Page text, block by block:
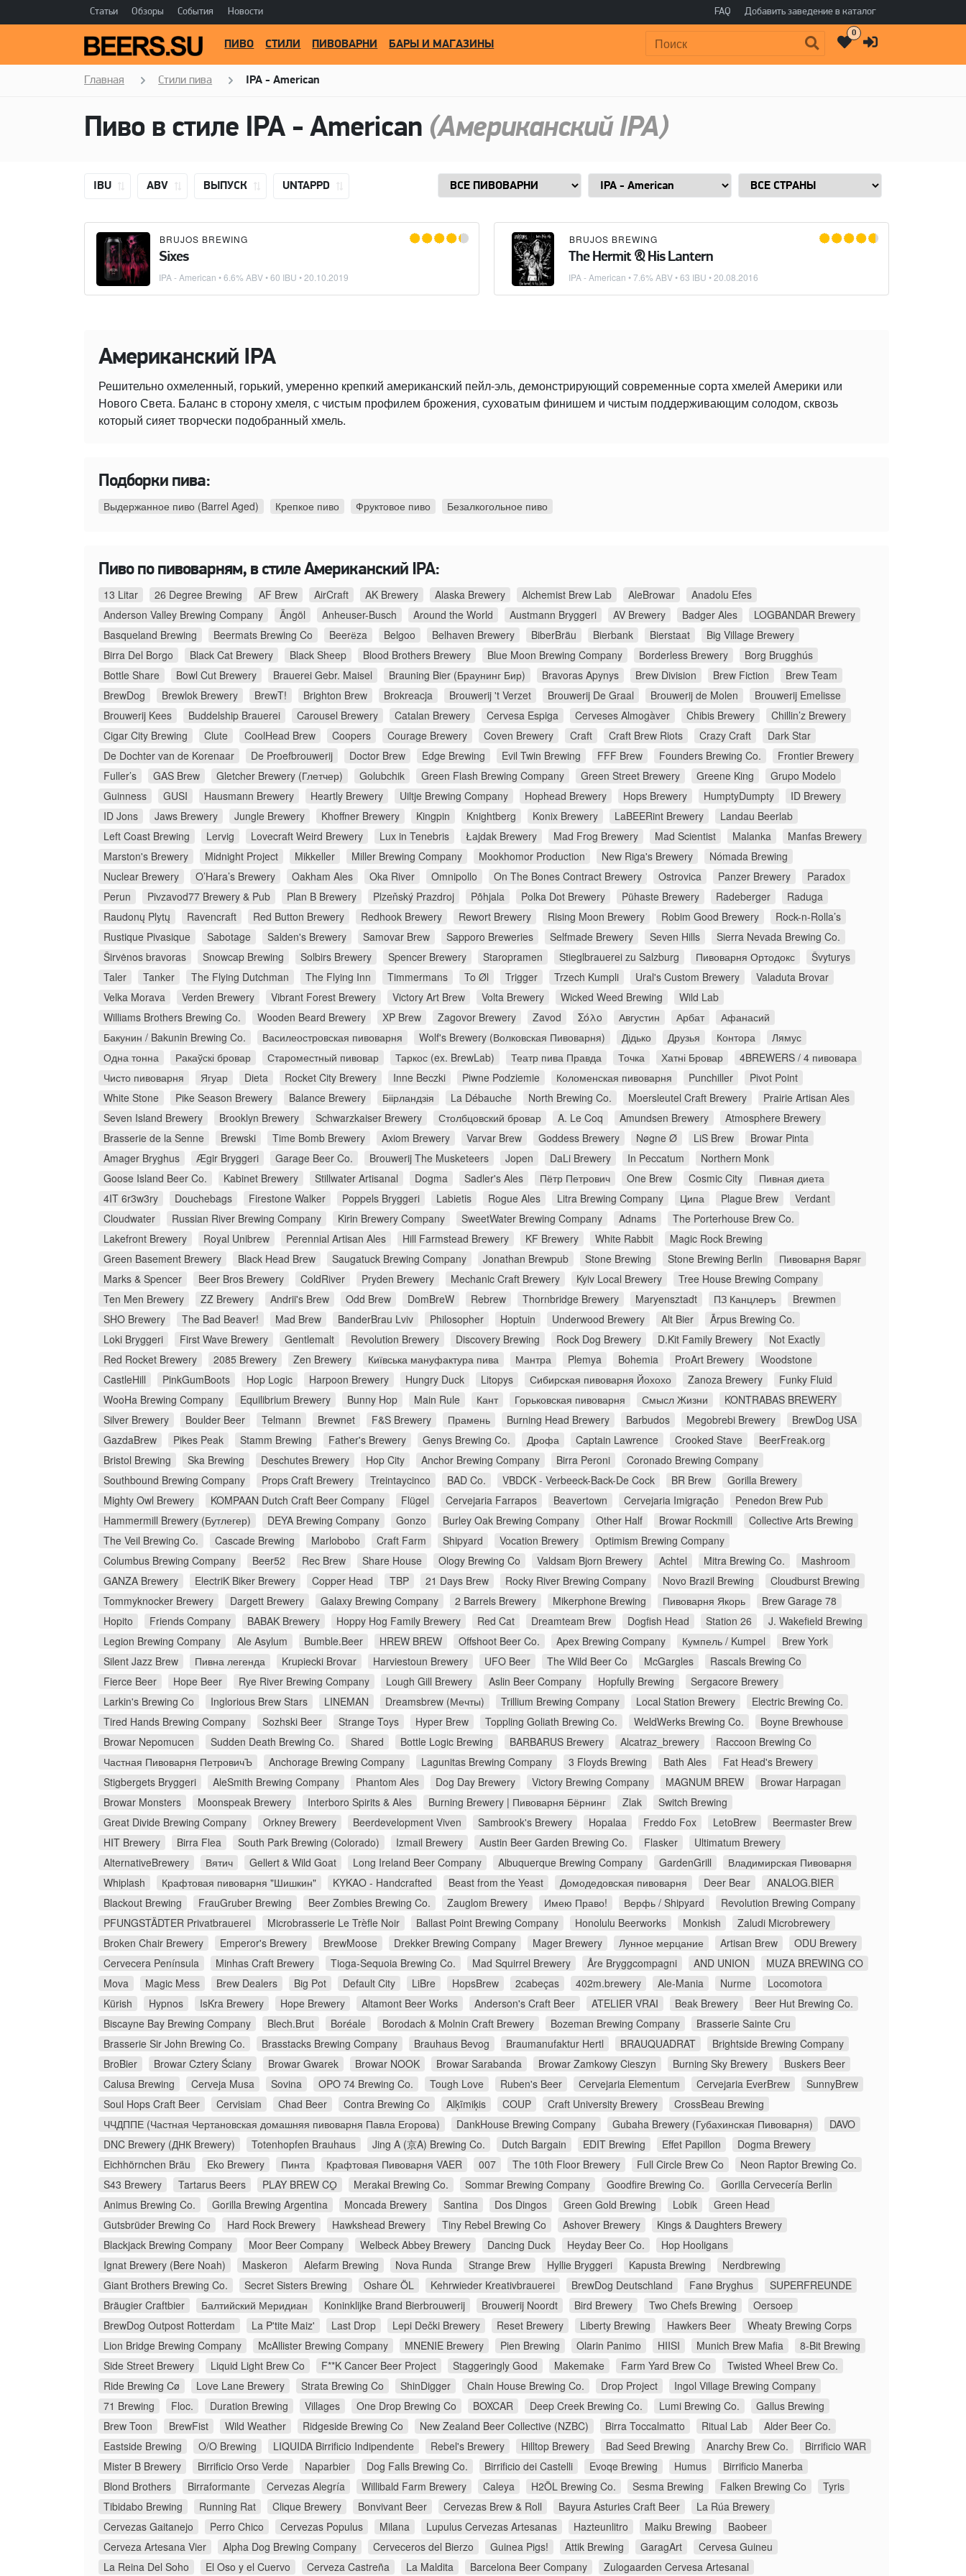
Статьи Обзоры События Новости FAQ Добавить заведение в каталог
Поиск:
ПИВО СТИЛИ ПИВОВАРНИ БАРЫ И МАГАЗИНЫ
0
Главная Стили пива IPA - American
Пиво в стиле IPA - American (Американский IPA)
IBU ABV ВЫПУСК UNTAPPD
BRUJOS BREWING
Sixes
IPA - American • 6.6% ABV • 60 IBU •20.10.2019
BRUJOS BREWING
The Hermit & His Lantern
IPA - American • 7.6% ABV • 63 IBU •20.08.2016
Американский IPA
Решительно охмеленный, горький, умеренно крепкий американский пейл-эль, демонстрирующий современные сорта хмелей Америки или
Нового Света. Баланс в сторону хмеля, с чистым профилем брожения, суховатым финишем и чистым поддерживающим солодом, сквозь
который сияет творчески подобранный хмель.
Подборки пива:
Выдержанное пиво (Barrel Aged) Крепкое пиво Фруктовое пиво Безалкогольное пиво
Пиво по пивоварням, в стиле Американский IPA:
13 Litar 26 Degree Brewing AF Brew AirCraft AK Brewery Alaska Brewery Alchemist Brew Lab AleBrowar
Anadolu Efes
Anderson Valley Brewing Company
Ängöl Anheuser-Busch Around the World Austmann Bryggeri AV Brewery Badger Ales
LOGBANDAR Brewery
Basqueland Brewing
Beermats Brewing Co Beerёza Belgoo Belhaven Brewery BiberBräu Bierbank Bierstaat
Big Village Brewery
Birra Del Borgo
Black Cat Brewery Black Sheep Blood Brothers Brewery Blue Moon Brewing Company Borderless Brewery
Borg Brugghús
Bottle Share
Bowl Cut Brewery Brauerei Gebr. Maisel Brauning Bier (Браунинг Бир) Bravoras Apynys Brew Division Brew Fiction
Brew Team
BrewDog
Brewlok Brewery BrewT! Brighton Brew Brokreacja Brouwerij 't Verzet Brouwerij De Graal Brouwerij de Molen
Brouwerij Emelisse
Brouwerij Kees
Buddelship Brauerei Carousel Brewery Catalan Brewery Cervesa Espiga Cerveses Almogàver Chibis Brewery
Chillin’z Brewery
Cigar City Brewing
Clute CoolHead Brew Coopers Courage Brewery Coven Brewery Craft Craft Brew Riots Crazy Craft
Dark Star
De Dochter van de Korenaar
De Proefbrouwerij Doctor Brew Edge Brewing Evil Twin Brewing FFF Brew Founders Brewing Co.
Frontier Brewery
Fuller’s
GAS Brew Gletcher Brewery (Глетчер) Golubchik Green Flash Brewing Company Green Street Brewery Greene King
Grupo Modelo
Guinness
GUSI Hausmann Brewery Heartly Brewery Uiltje Brewing Company Hophead Brewery Hops Brewery HumptyDumpty
ID Brewery
ID Jons
Jaws Brewery Jungle Brewery Khoffner Brewery Kingpin Knightberg Konix Brewery LaBEERint Brewery
Landau Beerlab
Left Coast Brewing
Lervig Lovecraft Weird Brewery Lux in Tenebris Łajdak Brewery Mad Frog Brewery Mad Scientist Malanka
Manfas Brewery
Marston's Brewery
Midnight Project Mikkeller Miller Brewing Company Mookhomor Production New Riga's Brewery
Nómada Brewing
Nuclear Brewery
O’Hara’s Brewery Oakham Ales Oka River Omnipollo On The Bones Contract Brewery Ostrovica Panzer Brewery
Paradox
Perun
Pivzavod77 Brewery & Pub Plan B Brewery Plzeňský Prazdroj Põhjala Polka Dot Brewery Pühaste Brewery Radeberger
Raduga
Raudonų Plytų
Ravencraft Red Button Brewery Redhook Brewery Rewort Brewery Rising Moon Brewery Robim Good Brewery
Rock-n-Rolla’s
Rustique Pivasique
Sabotage Salden's Brewery Samovar Brew Sapporo Breweries Selfmade Brewery Seven Hills
Sierra Nevada Brewing Co.
Širvėnos bravoras
Snowcap Brewing Solbirs Brewery Spencer Brewery Staropramen Stieglbrauerei zu Salzburg Пивоварня Ортодокс
Švyturys
Taler
Tanker The Flying Dutchman The Flying Inn Timmermans To Øl Trigger Trzech Kumpli Ural's Custom Brewery
Valaduta Brovar
Velka Morava
Verden Brewery Vibrant Forest Brewery Victory Art Brew Volta Brewery Wicked Weed Brewing
Wild Lab
Williams Brothers Brewing Co.
Wooden Beard Brewery XP Brew Zagovor Brewery Zavod Σόλο Августин Арбат
Афанасий
Бакунин / Bakunin Brewing Co.
Василеостровская пивоварня Wolf's Brewery (Волковская Пивоварня) Дідько Друзья Контора
Лямус
Одна тонна
Ракаўскі бровар Староместный пивовар Таркос (ex. BrewLab) Театр пива Правда Точка Хатні Бровар
4BREWERS / 4 пивовара
Чисто пивоварня
Ягуар Dieta Rocket City Brewery Inne Beczki Piwne Podziemie Коломенская пивоварня Punchiller
Pivot Point
White Stone
Pike Season Brewery Balance Brewery Біірландзія La Débauche North Brewing Co. Moersleutel Craft Brewery
Prairie Artisan Ales
Seven Island Brewery
Brooklyn Brewery Schwarzkaiser Brewery Столбцовский бровар A. Le Coq Amundsen Brewery
Atmosphere Brewery
Brasserie de la Senne
Brewski Time Bomb Brewery Axiom Brewery Varvar Brew Goddess Brewery Nøgne Ø LiS Brew
Browar Pinta
Amager Bryghus
Ægir Bryggeri Garage Beer Co. Brouwerij The Musketeers Jopen DaLi Brewery In Peccatum
Northern Monk
Goose Island Beer Co.
Kabinet Brewery Stillwater Artisanal Dogma Sadler's Ales Пётр Петрович One Brew Cosmic City
Пивная диета
4IT 6r3w3ry
Douchebags Firestone Walker Poppels Bryggeri Labietis Rogue Ales Litra Brewing Company Ципа Plague Brew
Verdant
Cloudwater
Russian River Brewing Company Kirin Brewery Company SweetWater Brewing Company Adnams
The Porterhouse Brew Co.
Lakefront Brewery
Royal Unibrew Perennial Artisan Ales Hill Farmstead Brewery KF Brewery White Rabbit
Magic Rock Brewing
Green Basement Brewery
Black Head Brew Saugatuck Brewing Company Jonathan Brewpub Stone Brewing Stone Brewing Berlin
Пивоварня Варяг
Marks & Spencer
Beer Bros Brewery ColdRiver Pryden Brewery Mechanic Craft Brewery Kyiv Local Brewery
Tree House Brewing Company
Ten Men Brewery
ZZ Brewery Andrii's Brew Odd Brew DomBreW Rebrew Thornbridge Brewery Maryensztadt ПЗ Канцлеръ
Brewmen
SHO Brewery
The Bad Beaver! Mad Brew BanderBrau Lviv Philosopher Hoptuin Underwood Brewery Alt Bier
Ārpus Brewing Co.
Loki Bryggeri
First Wave Brewery Gentlemalt Revolution Brewery Discovery Brewing Rock Dog Brewery D.Kit Family Brewery
Not Exactly
Red Rocket Brewery
2085 Brewery Zen Brewery Київська мануфактура пива Мантра Plemya Bohemia ProArt Brewery
Woodstone
CastleHill
PinkGumBoots Hop Logic Harpoon Brewery Hungry Duck Litopys Сибирская пивоварня Йохохо Zanoza Brewery
Funky Fluid
WooHa Brewing Company
Equilibrium Brewery Bunny Hop Main Rule Кант Горьковская пивоварня Смысл Жизни
KONTRABAS BREWERY
Silver Brewery
Boulder Beer Telmann Brewnet F&S Brewery Прамень Burning Head Brewery Barbudos Megobrebi Brewery
BrewDog USA
GazdaBrew
Pikes Peak Stamm Brewing Father's Brewery Genys Brewing Co. Дрофа Captain Lawrence Crooked Stave
BeerFreak.org
Bristol Brewing
Ska Brewing Deschutes Brewery Hop City Anchor Brewing Company Birra Peroni
Coronado Brewing Company
Southbound Brewing Company
Props Craft Brewery Treintaycinco BAD Co. VBDCK - Verbeeck-Back-De Cock BR Brew
Gorilla Brewery
Mighty Owl Brewery
KOMPAAN Dutch Craft Beer Company Flügel Cervejaria Farrapos Beavertown Cervejaria Imigração
Penedon Brew Pub
Hammermill Brewery (Бутлегер)
DEYA Brewing Company Gonzo Burley Oak Brewing Company Other Half Browar Rockmill
Collective Arts Brewing
The Veil Brewing Co.
Cascade Brewing Marlobobo Craft Farm Shipyard Vocation Brewery
Optimism Brewing Company
Columbus Brewing Company
Beer52 Rec Brew Share House Ology Brewing Co Valdsam Bjorn Brewery Achtel Mitra Brewing Co.
Mashroom
GANZA Brewery
ElectriK Biker Brewery Copper Head TBP 21 Days Brew Rocky River Brewing Company Novo Brazil Brewing
Cloudburst Brewing
Tommyknocker Brewery
Dargett Brewery Galaxy Brewing Company 2 Barrels Brewery Mikerphone Brewing Пивоварня Якорь
Brew Garage 78
Hopito
Friends Company BABAK Brewery Hoppy Hog Family Brewery Red Cat Dreamteam Brew Dogfish Head Station 26
J. Wakefield Brewing
Legion Brewing Company
Ale Asylum Bumble.Beer HREW BREW Offshoot Beer Co. Apex Brewing Company Кумпель / Kumpel
Brew York
Silent Jazz Brew
Пивна легенда Krupiecki Brovar Harviestoun Brewery UFO Beer The Wild Beer Co McGargles
Rascals Brewing Co
Fierce Beer
Hope Beer Rye River Brewing Company Lough Gill Brewery Aslin Beer Company Hopfully Brewing
Sergacore Brewery
Larkin's Brewing Co
Inglorious Brew Stars LINEMAN Dreamsbrew (Мечты) Trillium Brewing Company Local Station Brewery
Electric Brewing Co.
Tired Hands Brewing Company
Sozhski Beer Strange Toys Hyper Brew Toppling Goliath Brewing Co. WeldWerks Brewing Co.
Boyne Brewhouse
Browar Nepomucen
Sudden Death Brewing Co. Shared Bottle Logic Brewing BARBARUS Brewery Alcatraz_brewery
Raccoon Brewing Co
Частная Пивоварня ПетровичЪ
Anchorage Brewing Company Lagunitas Brewing Company 3 Floyds Brewing Bath Ales
Fat Head's Brewery
Stigbergets Bryggeri
AleSmith Brewing Company Phantom Ales Dog Day Brewery Victory Brewing Company MAGNUM BREW
Browar Harpagan
Browar Monsters
Moonspeak Brewery Interboro Spirits & Ales Burning Brewery | Пивоварня Бёрнинг Zlak
Switch Brewing
Great Divide Brewing Company
Orkney Brewery Beerdevelopment Viven Sambrook's Brewery Hopalaa Freddo Fox LetoBrew
Beermaster Brew
HIT Brewery
Birra Flea South Park Brewing (Colorado) Izmail Brewery Austin Beer Garden Brewing Co. Flasker
Ultimatum Brewery
AlternativeBrewery
Вятич Gellert & Wild Goat Long Ireland Beer Company Albuquerque Brewing Company GardenGrill
Владимирская Пивоварня
Whiplash
Крафтовая пивоварня "Шишкин" KYKAO - Handcrafted Beast from the Yeast Домодедовская пивоварня Deer Bear
ANALOG.BIER
Blackout Brewing
FrauGruber Brewing Beer Zombies Brewing Co. Zauglom Brewery Имею Право! Верфь / Shipyard
Revolution Brewing Company
PFUNGSTÄDTER Privatbrauerei
Microbrasserie Le Trèfle Noir Ballast Point Brewing Company Honolulu Beerworks Monkish
Zaludi Microbrewery
Broken Chair Brewery
Emperor's Brewery BrewMoose Drekker Brewing Company Mager Brewery Лунное мерцание Artisan Brew
ODU Brewery
Cervecera Península
Minhas Craft Brewery Tioga-Sequoia Brewing Co. Mad Squirrel Brewery Åre Bryggcompagni AND UNION
MUZA BREWING CO
Mova
Magic Mess Brew Dealers Big Pot Default City LiBre HopsBrew 2cabeças 402m.brewery Ale-Mania Nurme
Locomotora
Kürish
Hypnos IsKra Brewery Hope Brewery Altamont Beer Works Anderson's Craft Beer ATELIER VRAI Beak Brewery
Beer Hut Brewing Co.
Biscayne Bay Brewing Company
Blech.Brut Boréale Borodach & Molnin Craft Brewery Bozeman Brewing Company
Brasserie Sainte Cru
Brasserie Sir John Brewing Co.
Brasstacks Brewing Company Brauhaus Bevog Braumanufaktur Hertl BRAUQUADRAT
Brightside Brewing Company
BroBier
Browar Cztery Ściany Browar Gwarek Browar NOOK Browar Sarabanda Browar Zamkowy Cieszyn Burning Sky Brewery
Buskers Beer
Calusa Brewing
Cerveja Musa Sovina OPO 74 Brewing Co. Tough Love Ruben's Beer Cervejaria Elementum Cervejaria EverBrew
SunnyBrew
Soul Hops Craft Beer
Cervisiam Chad Beer Contra Brewing Co Alķīmiķis COUP Craft University Brewery
CrossBeau Brewing
ЧЧДППЕ (Частная Чертановская домашняя пивоварня Павла Егорова)
DankHouse Brewing Company Gubaha Brewery (Губахинская Пивоварня)
DAVO
DNC Brewery (ДНК Brewery)
Totenhopfen Brauhaus Jing A (京A) Brewing Co. Dutch Bargain EDIT Brewing Effet Papillon
Dogma Brewery
Eichhörnchen Bräu
Eko Brewery Пинта Крафтовая Пивоварня VAER 007 The 10th Floor Brewery Full Circle Brew Co
Neon Raptor Brewing Co.
S43 Brewery
Tartarus Beers PLAY BREW CO̠ Merakai Brewing Co. Sommar Brewing Company Goodfire Brewing Co.
Gorilla Cervecería Berlin
Animus Brewing Co.
Gorilla Brewing Argentina Moncada Brewery Santina Dos Dingos Green Gold Brewing Lobik
Green Head
Gutsbrüder Brewing Co
Hard Rock Brewery Hawkshead Brewery Tiny Rebel Brewing Co Ashover Brewery
Kings & Daughters Brewery
Blackjack Brewing Company
Moor Beer Company Welbeck Abbey Brewery Dancing Duck Heyday Beer Co.
Hop Hooligans
Ignat Brewery (Bere Noah)
Maskeron Alefarm Brewing Nova Runda Strange Brew Hyllie Bryggeri Kapusta Brewing
Nerdbrewing
Giant Brothers Brewing Co.
Secret Sisters Brewing Oshare ÖL Kehrwieder Kreativbrauerei BrewDog Deutschland Fanø Bryghus
SUPERFREUNDE
Bräugier Craftbier
Балтийский Меридиан Koninklijke Brand Bierbrouwerij Brouwerij Noordt Bird Brewery Two Chefs Brewing
Oersoep
BrewDog Outpost Rotterdam
La P'tite Maiz' Last Drop Lepi Dečki Brewery Reset Brewery Liberty Brewing Hawkers Beer
Wheaty Brewing Corps
Lion Bridge Brewing Company
McAllister Brewing Company MNENIE Brewery Pien Brewing Olarin Panimo HIISI Munich Brew Mafia
8-Bit Brewing
Side Street Brewery
Liquid Light Brew Co F**K Cancer Beer Project Staggeringly Good Makemake Farm Yard Brew Co
Twisted Wheel Brew Co.
Ride Brewing Cø
Love Lane Brewery Strata Brewing Co ShinDigger Chain House Brewing Co. Drop Project
Ingol Village Brewing Company
71 Brewing
Floc. Duration Brewing Villages One Drop Brewing Co BOXCAR Deep Creek Brewing Co. Lumi Brewing Co.
Gallus Brewing
Brew Toon
BrewFist Wild Weather Ridgeside Brewing Co New Zealand Beer Collective (NZBC) Birra Toccalmatto Ritual Lab
Alder Beer Co.
Eastside Brewing
O/O Brewing LIQUIDA Birrificio Indipendente Rebel's Brewery Hilltop Brewery Bad Seed Brewing Anarchy Brew Co.
Birrificio WAR
Mister B Brewery
Birrificio Orso Verde Naparbier Dog Falls Brewing Co. Birrificio dei Castelli Evoqe Brewing Humus
Birrificio Manerba
Blond Brothers
Birraformante Cervezas Alegría Willibald Farm Brewery Caleya H2ÖL Brewing Co. Sesma Brewing Falken Brewing Co
Tyris
Tibidabo Brewing
Running Rat Clique Brewery Bonvivant Beer Cervezas Brew & Roll Bayura Asturies Craft Beer
La Rúa Brewery
Cervezas Gaitanejo
Perro Chico Cervezas Populus Milana Lupulus Cervezas Artesanas Hazteunlitro Maiku Brewing
Baobeer
Cerveza Artesana Vier
Alpha Dog Brewing Company Cerveceros del Bierzo Guinea Pigs! Attik Brewing GaragArt
Cervesa Guineu
La Reina Del Soho
El Oso y el Cuervo Cerveza Castreña La Maldita Barcelona Beer Company Zulogaarden Cervesa Artesanal